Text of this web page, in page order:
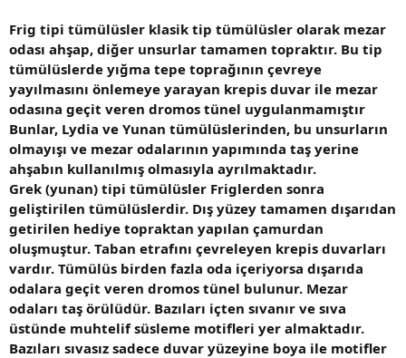
Frig tipi tümülüsler klasik tip tümülüsler olarak mezar
odası ahşap, diğer unsurlar tamamen topraktır. Bu tip
tümülüslerde yığma tepe toprağının çevreye
yayılmasını önlemeye yarayan krepis duvar ile mezar
odasına geçit veren dromos tünel uygulanmamıştır
Bunlar, Lydia ve Yunan tümülüslerinden, bu unsurların
olmayışı ve mezar odalarının yapımında taş yerine
ahşabın kullanılmış olmasıyla ayrılmaktadır.
Grek (yunan) tipi tümülüsler Friglerden sonra
geliştirilen tümülüslerdir. Dış yüzey tamamen dışarıdan
getirilen hediye topraktan yapılan çamurdan
oluşmuştur. Taban etrafını çevreleyen krepis duvarları
vardır. Tümülüs birden fazla oda içeriyorsa dışarıda
odalara geçit veren dromos tünel bulunur. Mezar
odaları taş örülüdür. Bazıları içten sıvanır ve sıva
üstünde muhtelif süsleme motifleri yer almaktadır.
Bazıları sıvasız sadece duvar yüzeyine boya ile motifler